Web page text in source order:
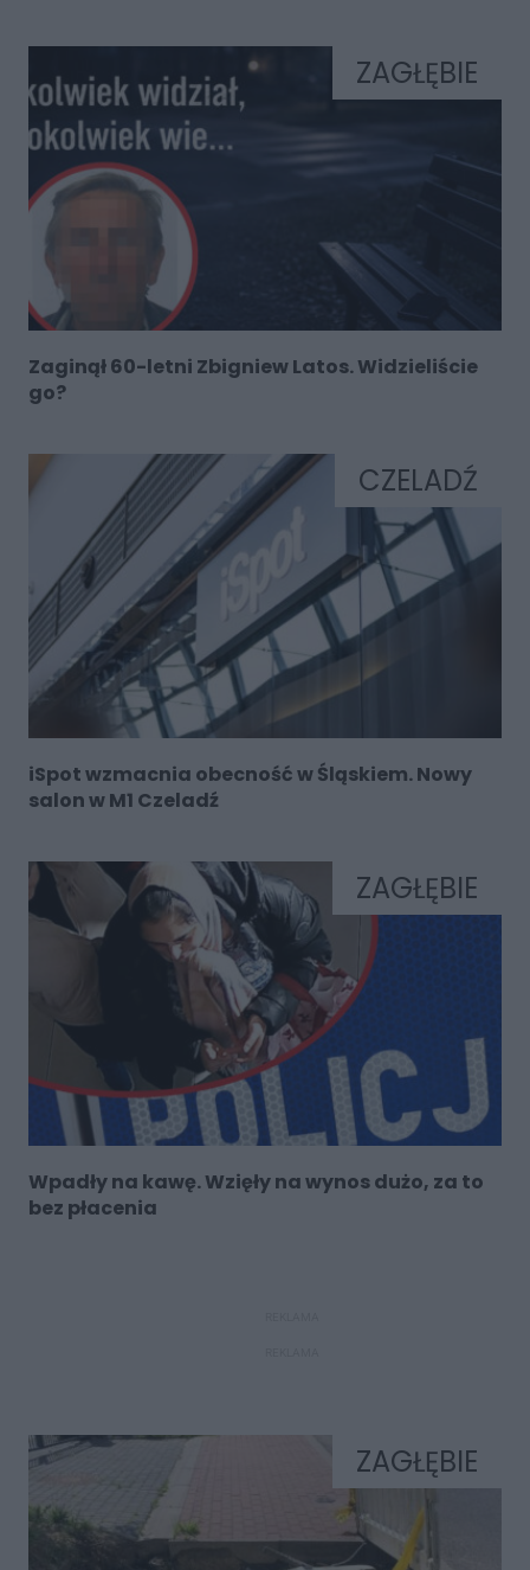
ZAGŁĘBIE
Zaginął 60-letni Zbigniew Latos. Widzieliście
go?
CZELADŹ
iSpot wzmacnia obecność w Śląskiem. Nowy
salon w M1 Czeladź
ZAGŁĘBIE
Wpadły na kawę. Wzięły na wynos dużo, za to
bez płacenia
ZAGŁĘBIE